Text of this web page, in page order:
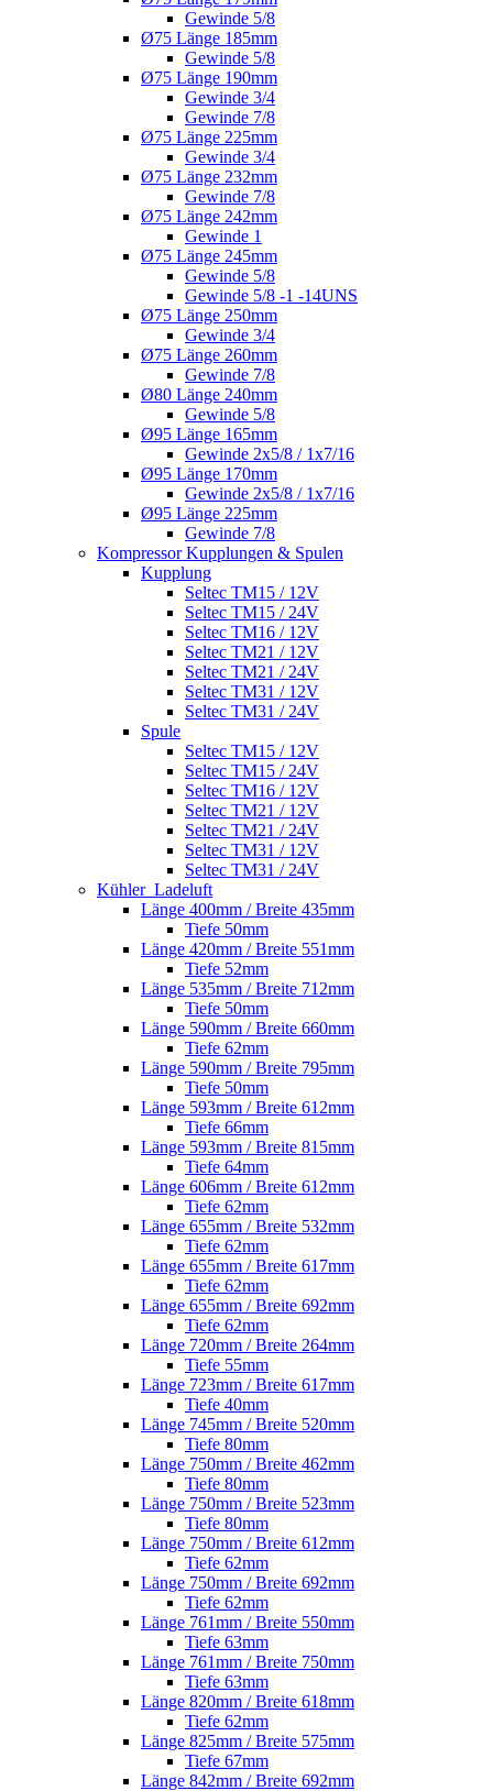
Gewinde 5/8
Ø75 Länge 185mm
Gewinde 5/8
Ø75 Länge 190mm
Gewinde 3/4
Gewinde 7/8
Ø75 Länge 225mm
Gewinde 3/4
Ø75 Länge 232mm
Gewinde 7/8
Ø75 Länge 242mm
Gewinde 1
Ø75 Länge 245mm
Gewinde 5/8
Gewinde 5/8 -1 -14UNS
Ø75 Länge 250mm
Gewinde 3/4
Ø75 Länge 260mm
Gewinde 7/8
Ø80 Länge 240mm
Gewinde 5/8
Ø95 Länge 165mm
Gewinde 2x5/8 / 1x7/16
Ø95 Länge 170mm
Gewinde 2x5/8 / 1x7/16
Ø95 Länge 225mm
Gewinde 7/8
Kompressor Kupplungen & Spulen
Kupplung
Seltec TM15 / 12V
Seltec TM15 / 24V
Seltec TM16 / 12V
Seltec TM21 / 12V
Seltec TM21 / 24V
Seltec TM31 / 12V
Seltec TM31 / 24V
Spule
Seltec TM15 / 12V
Seltec TM15 / 24V
Seltec TM16 / 12V
Seltec TM21 / 12V
Seltec TM21 / 24V
Seltec TM31 / 12V
Seltec TM31 / 24V
Kühler_Ladeluft
Länge 400mm / Breite 435mm
Tiefe 50mm
Länge 420mm / Breite 551mm
Tiefe 52mm
Länge 535mm / Breite 712mm
Tiefe 50mm
Länge 590mm / Breite 660mm
Tiefe 62mm
Länge 590mm / Breite 795mm
Tiefe 50mm
Länge 593mm / Breite 612mm
Tiefe 66mm
Länge 593mm / Breite 815mm
Tiefe 64mm
Länge 606mm / Breite 612mm
Tiefe 62mm
Länge 655mm / Breite 532mm
Tiefe 62mm
Länge 655mm / Breite 617mm
Tiefe 62mm
Länge 655mm / Breite 692mm
Tiefe 62mm
Länge 720mm / Breite 264mm
Tiefe 55mm
Länge 723mm / Breite 617mm
Tiefe 40mm
Länge 745mm / Breite 520mm
Tiefe 80mm
Länge 750mm / Breite 462mm
Tiefe 80mm
Länge 750mm / Breite 523mm
Tiefe 80mm
Länge 750mm / Breite 612mm
Tiefe 62mm
Länge 750mm / Breite 692mm
Tiefe 62mm
Länge 761mm / Breite 550mm
Tiefe 63mm
Länge 761mm / Breite 750mm
Tiefe 63mm
Länge 820mm / Breite 618mm
Tiefe 62mm
Länge 825mm / Breite 575mm
Tiefe 67mm
Länge 842mm / Breite 692mm